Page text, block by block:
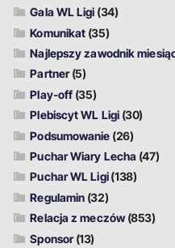
Gala WL Ligi (34)
Komunikat (35)
Najlepszy zawodnik
Partner(5)
Play-off (35)
Plebiscyt WL Ligi (30)
Podsumowanie (26)
Puchar Wiary Lecha (47)
Puchar WL Ligi(138)
Regulamin (32)
Relacja z meczów(853)
Sponsor(13)